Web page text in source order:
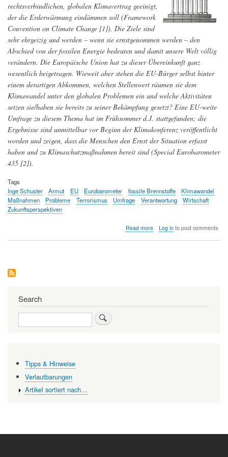
absenken?
rechtsverbindlichen, globalen Klimavertrag geeinigt,
der die Erderwärmung eindämmen soll (Framework
Convention on Climate Change [1]). Die Ziele sind
sehr ehrgeizig und werden – wenn sie ernstgenommen werden – den
Abschied von der fossilen Energie bedeuten und damit unsere Welt völlig
verändern. Die Europäische Union hat zu dieser Übereinkunft ganz
wesentlich beigetragen. Wieweit aber stehen die EU-Bürger selbst hinter
einem derartigen Abkommen, welchen Stellenwert räumen sie dem
Klimawandel unter den globalen Problemen ein und welche Aktivitäten
setzen sie/haben sie bereits zu seiner Bekämpfung gesetzt? Eine EU-weite
Umfrage zu diesem Thema hat im Frühsommer d.J. stattgefunden; die
Ergebnisse sind unmittelbar vor Beginn der Klimakonferenz veröffentlicht
worden und zeigen, dass die Menschen den Ernst der Situation erfasst
haben und zu Klimaschutzmaßnahmen bereit sind (Special Eurobarometer
435 [2]).
Tags
Inge Schuster
Armut EU Eurobarometer fossile Brennstoffe
Klimawandel
Maßnahmen
Probleme Terrorismus Umfrage Verantwortung
Wirtschaft
Zukunftsperspektiven
Read moreabout
Bürger
Log into post comments
Search
Search
Tipps & Hinweise
Verlautbarungen
Artikel sortiert nach…